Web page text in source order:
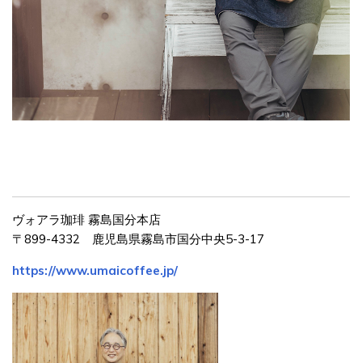
ヴォアラ珈琲 霧島国分本店
〒899-4332 鹿児島県霧島市国分中央5-3-17
https://www.umaicoffee.jp/